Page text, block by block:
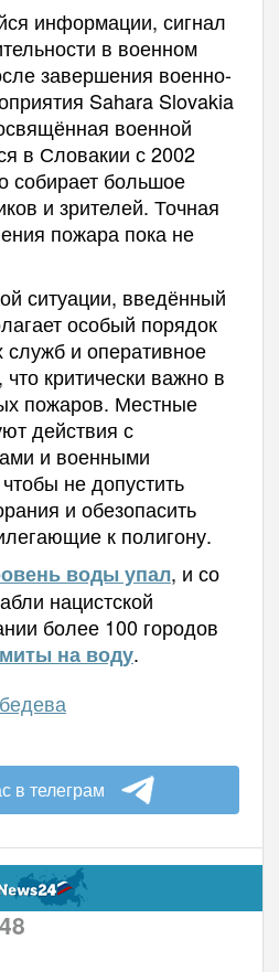
информации, сигнал
в военном
завершения военно-
Sahara Slovakia
военной
в Словакии с 2002
собирает большое
и зрителей. Точная
пожара пока не
ситуации, введённый
особый порядок
служб и оперативное
критически важно в
пожаров. Местные
действия с
и военными
не допустить
и обезопасить
к полигону.
воды упал, и со
нацистской
более 100 городов
на воду.
в телеграм